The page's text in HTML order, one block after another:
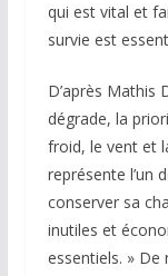
qui est vital et
survie est
D’après Mathis
dégrade, la
froid, le vent et
représente l’un
conserver sa
inutiles et
essentiels. »